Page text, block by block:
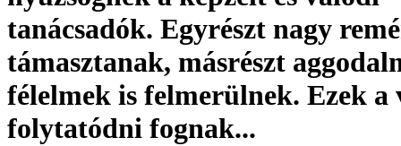
tanácsadók. Egyrészt nagy
támasztanak, másrészt
félelmek is felmerülnek. Ezek a
folytatódni fognak...